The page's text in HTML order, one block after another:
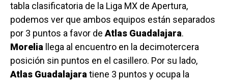
tabla clasificatoria de la Liga MX de Apertura,
podemos ver que ambos equipos están separados
por 3 puntos a favor de Atlas Guadalajara.
Morelia llega al encuentro en la decimotercera
posición sin puntos en el casillero. Por su lado,
Atlas Guadalajara tiene 3 puntos y ocupa la